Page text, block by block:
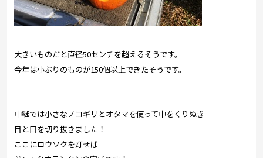
大きいものだと直径50センチを超えるそうです。
今年は小ぶりのものが150個以上できたそうです。
中継では小さなノコギリとオタマを使って中をくりぬき
目と口を切り抜きました！
ここにロウソクを灯せば